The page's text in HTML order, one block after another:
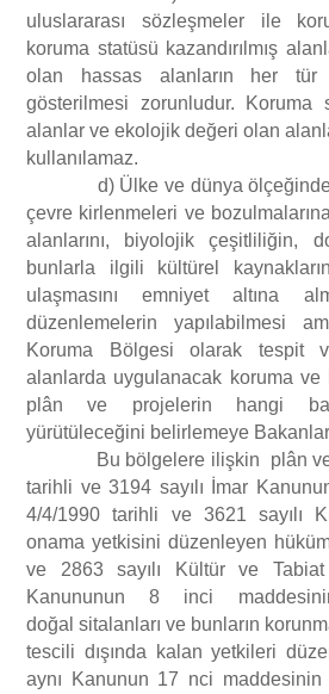
uluslararası sözleşmeler ile
koruma statüsü kazandırılmış
olan hassas alanların her tür
gösterilmesi zorunludur. Koruma
alanlar ve ekolojik değeri olan
kullanılamaz.
d) Ülke ve dünya ölçeğinde
çevre kirlenmeleri ve
alanlarını, biyolojik çeşitliliğin,
bunlarla ilgili kültürel
ulaşmasını emniyet altına
düzenlemelerin yapılabilmesi
Koruma Bölgesi olarak tespit
alanlarda uygulanacak koruma ve
plân ve projelerin hangi
yürütüleceğini belirlemeye
Bu bölgelere ilişkin plân ve
tarihli ve 3194 sayılı İmar
4/4/1990 tarihli ve 3621 sayılı
onama yetkisini düzenleyen
ve 2863 sayılı Kültür ve Tabiat
Kanununun 8 inci
doğal sitalanları ve bunların
tescili dışında kalan yetkileri
aynı Kanunun 17 nci